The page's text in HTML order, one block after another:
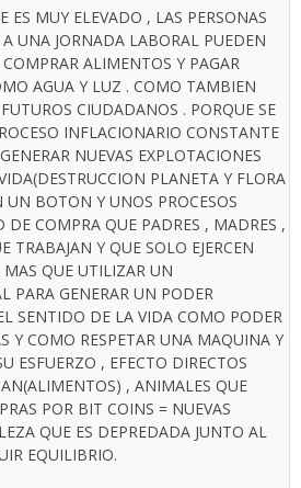
ES MUY ELEVADO , LAS PERSONAS
UNA JORNADA LABORAL PUEDEN
ALIMENTOS Y PAGAR
AGUA Y LUZ . COMO TAMBIEN
CIUDADANOS . PORQUE SE
INFLACIONARIO CONSTANTE
NUEVAS EXPLOTACIONES
PLANETA Y FLORA
BOTON Y UNOS PROCESOS
DE COMPRA QUE PADRES , MADRES ,
TRABAJAN Y QUE SOLO EJERCEN
QUE UTILIZAR UN
PARA GENERAR UN PODER
SENTIDO DE LA VIDA COMO PODER
Y COMO RESPETAR UNA MAQUINA Y
ESFUERZO , EFECTO DIRECTOS
, ANIMALES QUE
POR BIT COINS = NUEVAS
QUE ES DEPREDADA JUNTO AL
EQUILIBRIO.